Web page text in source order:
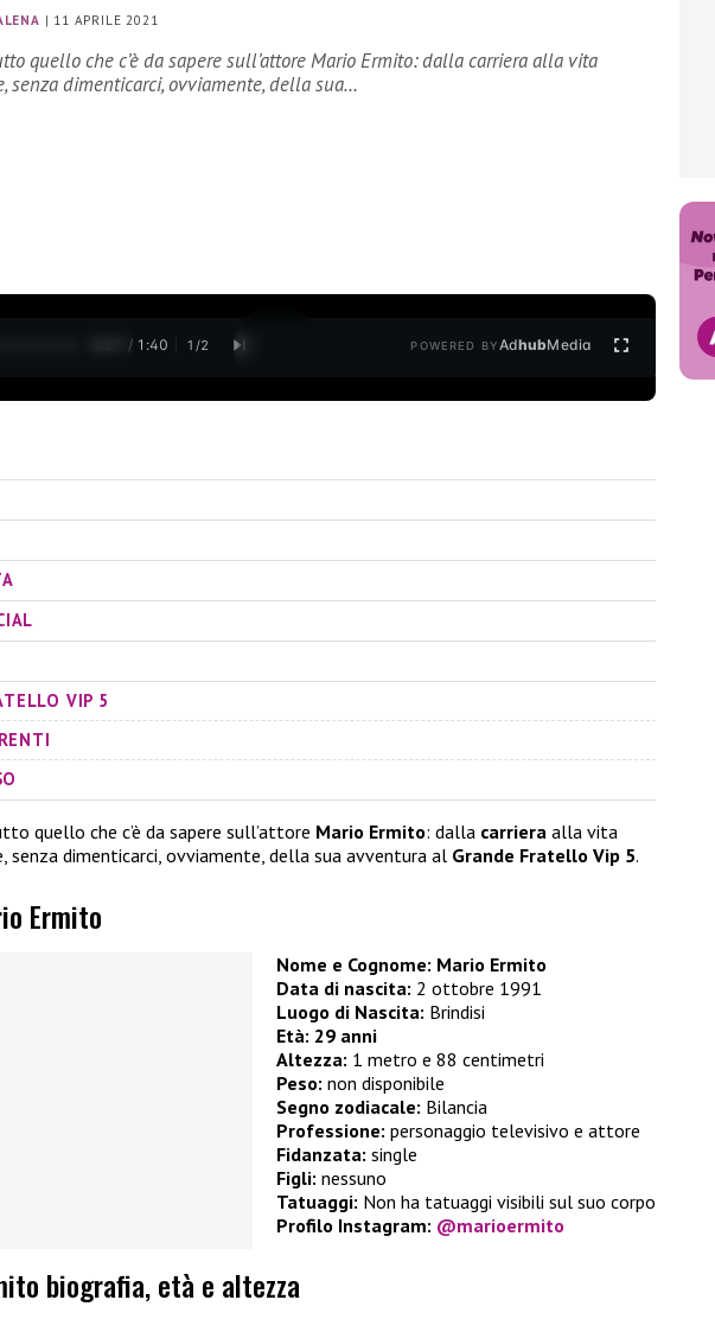
| 11 APRILE 2021
quello che c’è da sapere sull’attore Mario Ermito: dalla carriera alla vita
senza dimenticarci, ovviamente, della sua…
0:28 / 1:40 1 /2 POWERED BYAdhubMedia
VIP 5
quello che c’è da sapere sull’attore Mario Ermito: dalla carriera alla vita
senza dimenticarci, ovviamente, della sua avventura al Grande Fratello Vip 5.
Ermito
Nome e Cognome: Mario Ermito
Data di nascita: 2 ottobre 1991
Luogo di Nascita: Brindisi
Età: 29 anni
Altezza: 1 metro e 88 centimetri
Peso: non disponibile
Segno zodiacale: Bilancia
Professione: personaggio televisivo e attore
Fidanzata: single
Figli: nessuno
Tatuaggi: Non ha tatuaggi visibili sul suo corpo
Profilo Instagram: @marioermito
biografia, età e altezza